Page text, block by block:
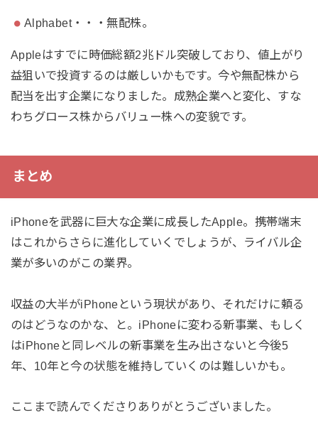
Alphabet・・・無配株。
Appleはすでに時価総額2兆ドル突破しており、値上がり
益狙いで投資するのは厳しいかもです。今や無配株から
配当を出す企業になりました。成熟企業へと変化、すな
わちグロース株からバリュー株への変貌です。
まとめ
iPhoneを武器に巨大な企業に成長したApple。携帯端末
はこれからさらに進化していくでしょうが、ライバル企
業が多いのがこの業界。
収益の大半がiPhoneという現状があり、それだけに頼る
のはどうなのかな、と。iPhoneに変わる新事業、もしく
はiPhoneと同レベルの新事業を生み出さないと今後5
年、10年と今の状態を維持していくのは難しいかも。
ここまで読んでくださりありがとうございました。